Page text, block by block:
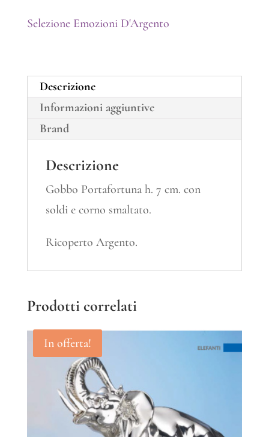
Selezione Emozioni D'Argento
Descrizione
Informazioni aggiuntive
Brand
Descrizione
Gobbo Portafortuna h. 7 cm. con
soldi e corno smaltato.
Ricoperto Argento.
Prodotti correlati
In offerta!